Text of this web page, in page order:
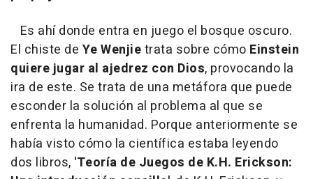
Es ahí donde entra en juego el bosque oscuro.
El chiste de Ye Wenjietrata sobre cómo Einstein
quiere jugar al ajedrez con Dios, provocando la
ira de este. Se trata de una metáfora que puede
esconder la solución al problema al que se
enfrenta la humanidad. Porque anteriormente se
había visto cómo la científica estaba leyendo
dos libros, 'Teoría de Juegos de K.H. Erickson: